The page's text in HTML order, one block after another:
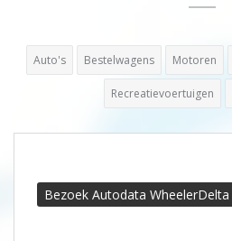
Auto's Bestelwagens Motoren
Recreatievoertuigen
Bezoek Autodata WheelerDelta